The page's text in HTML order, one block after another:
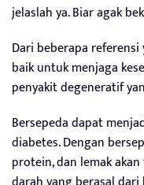
jelaslah ya. Biar agak
Dari beberapa
baik untuk menjaga
penyakit degeneratif
Bersepeda dapat
diabetes. Dengan
protein, dan lemak